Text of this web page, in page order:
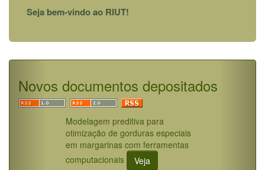
Seja bem-vindo ao RIUT!
Novos documentos depositados
Modelagem preditiva para
otimização de gorduras especiais
em margarinas com ferramentas
computacionais
Veja